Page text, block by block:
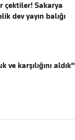
çektiler! Sakarya
dev yayın balığı
karşılığını aldık"